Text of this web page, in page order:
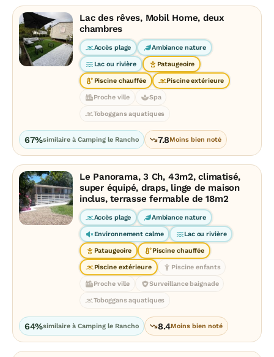
Lac des rêves, Mobil Home, deux
chambres
Accès plage Ambiance nature
Lac ou rivière Pataugeoire
Piscine chauffée Piscine extérieure
Proche ville Spa
Toboggans aquatiques
67%similaire à Camping le Rancho 7.8Moins bien noté
Le Panorama, 3 Ch, 43m2, climatisé,
super équipé, draps, linge de maison
inclus, terrasse fermable de 18m2
Accès plage Ambiance nature
Environnement calme Lac ou rivière
Pataugeoire Piscine chauffée
Piscine extérieure Piscine enfants
Proche ville Surveillance baignade
Toboggans aquatiques
64%similaire à Camping le Rancho 8.4Moins bien noté